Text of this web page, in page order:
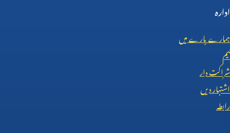
ادارہ
ہمارے بارے میں
ٹیم
شراکت دار
اشتہار دیں
رابطہ